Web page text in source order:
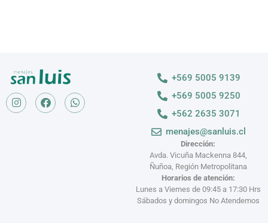
Dirección:
Avda. Vicuña Mackenna 844,
Ñuñoa, Región Metropolitana
Horarios de atención:
Lunes a Viernes de 09:45 a 17:30 Hrs
Sábados y domingos No Atendemos
+569 5005 9139
+569 5005 9250
+562 2635 3071
menajes@sanluis.cl